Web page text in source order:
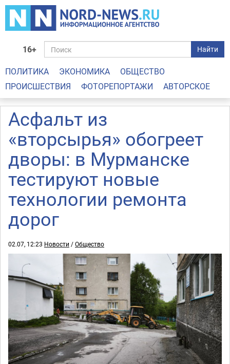
16+ Найти
ПОЛИТИКА ЭКОНОМИКА
ОБЩЕСТВО
ПРОИСШЕСТВИЯ
ФОТОРЕПОРТАЖИ АВТОРСКОЕ
Асфальт из
«вторсырья» обогреет
дворы: в Мурманске
тестируют новые
технологии ремонта
дорог
02.07, 12:23 Новости /Общество